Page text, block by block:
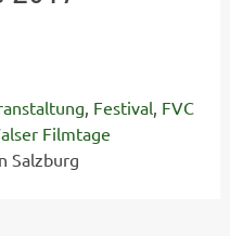
, Festival, FVC
Filmtage
Salzburg